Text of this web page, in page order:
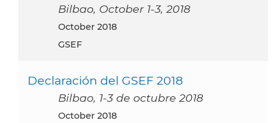
Bilbao, October 1-3, 2018
October 2018
GSEF
Declaración del GSEF 2018
Bilbao, 1-3 de octubre 2018
October 2018